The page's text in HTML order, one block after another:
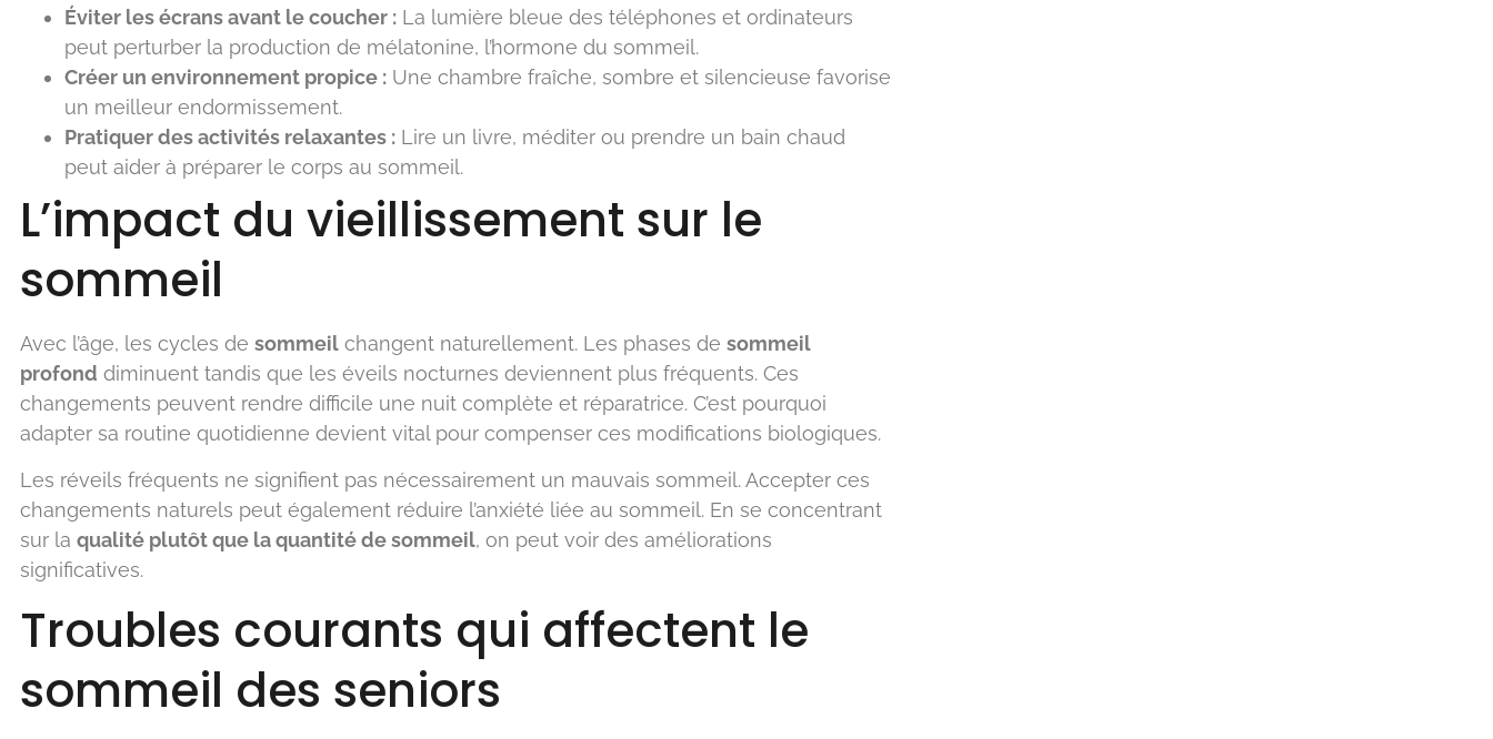
Éviter les écrans avant le coucher : La lumière bleue des téléphones et ordinateurs
peut perturber la production de mélatonine, l’hormone du sommeil.
Créer un environnement propice : Une chambre fraîche, sombre et silencieuse favorise
un meilleur endormissement.
Pratiquer des activités relaxantes : Lire un livre, méditer ou prendre un bain chaud
peut aider à préparer le corps au sommeil.
L’impact du vieillissement sur le
sommeil
Avec l’âge, les cycles de sommeil changent naturellement. Les phases de sommeil
profond diminuent tandis que les éveils nocturnes deviennent plus fréquents. Ces
changements peuvent rendre difficile une nuit complète et réparatrice. C’est pourquoi
adapter sa routine quotidienne devient vital pour compenser ces modifications biologiques.
Les réveils fréquents ne signifient pas nécessairement un mauvais sommeil. Accepter ces
changements naturels peut également réduire l’anxiété liée au sommeil. En se concentrant
sur la qualité plutôt que la quantité de sommeil, on peut voir des améliorations
significatives.
Troubles courants qui affectent le
sommeil des seniors